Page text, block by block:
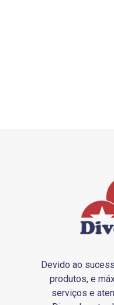
Devido ao
produtos, e
serviços e